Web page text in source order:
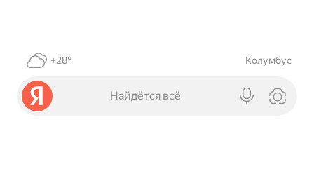
+28° Колумбус
Найдётся всё